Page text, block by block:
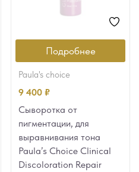
Подробнее
paula's choice
9 400 ₽
Сыворотка от
пигментации, для
выравнивания тона
Paula’s Choice Clinical
Discoloration Repair